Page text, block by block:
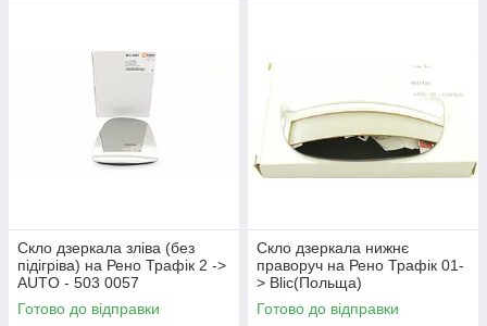
Скло дзеркала зліва (без
підігріва) на Рено Трафік 2 ->
AUTO - 503 0057
Готово до відправки
Скло дзеркала нижнє
праворуч на Рено Трафік 01-
> Blic(Польща)
6102021282759P
Готово до відправки